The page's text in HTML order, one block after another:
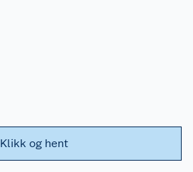
Klikk og hent